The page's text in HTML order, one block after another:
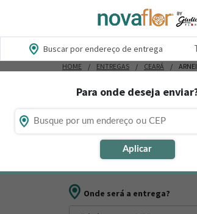
Buscar por endereço de entrega
Para onde deseja
Aplicar
HOME ENTREGAS CEARÁ
Flores, Cestas e
Está procurando loja de
outros presentes para datas
Onde será a entrega?